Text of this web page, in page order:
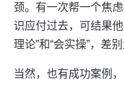
颈。有一次帮一个焦
识应付过去，可结果
理论”和“会实操”，差别
当然，也有成功案例